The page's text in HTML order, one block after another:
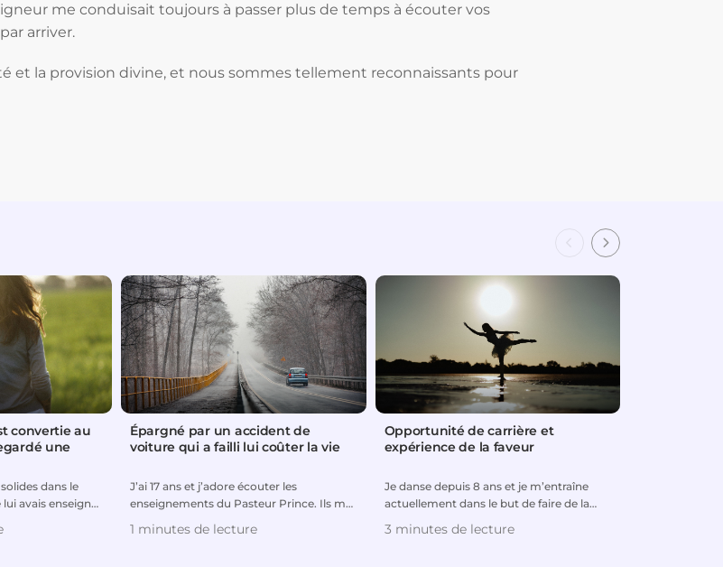
me conduisait toujours à passer plus de temps à écouter vos
arriver.
et la provision divine, et nous sommes tellement reconnaissants pour
convertie au
une
dans le
avais enseigné
Épargné par un accident de
voiture qui a failli lui coûter la vie
J’ai 17 ans et j’adore écouter les
enseignements du Pasteur Prince. Ils me
1 minutes de lecture
Opportunité de carrière et
expérience de la faveur
Je danse depuis 8 ans et je m’entraîne
actuellement dans le but de faire de la
3 minutes de lecture